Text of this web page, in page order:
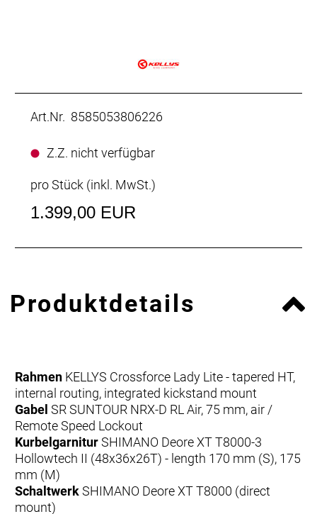
Art.Nr. 8585053806226
Z.Z. nicht verfügbar
pro Stück (inkl. MwSt.)
1.399,00 EUR
Produktdetails
Rahmen KELLYS Crossforce Lady Lite - tapered HT,
internal routing, integrated kickstand mount
Gabel SR SUNTOUR NRX-D RL Air, 75 mm, air /
Remote Speed Lockout
KurbelgarniturSHIMANO Deore XT T8000-3
Hollowtech II (48x36x26T) - length 170 mm (S), 175
mm (M)
SchaltwerkSHIMANO Deore XT T8000 (direct
mount)